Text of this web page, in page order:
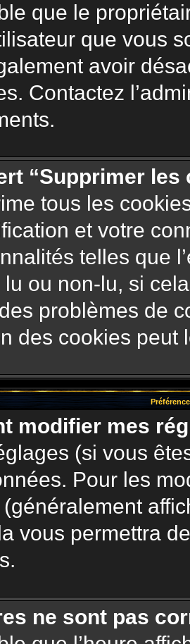
que le
que vous
avoir
Contactez
“Supprimer
tous les
et votre
telles que
ou non-lu, si
problèmes de
des cookies peut
modifier mes
(si vous
Pour les
vous permettra
ne sont pas